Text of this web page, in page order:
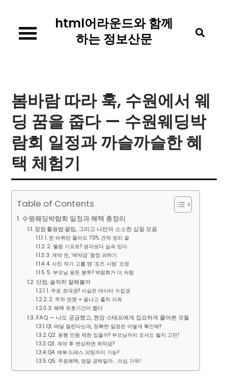
content
html어라운드와 함께
하는 정보산문
봄바람 따라 훅, 수원에서 웨
딩 꿈을 줍다 — 수원웨딩박
람회 일정과 까슬까슬한 혜
택 체험기
Table of Contents
수원웨딩박람회 일정과 혜택 총정리
장점·활용법·꿀팁, 그리고 나만의 소소한 삽질 모음
1. 한 바퀴만 돌아도 70% 견적 정리 끝
2. 웰컴 기프트? 생각보다 실속 있다
3. 계약 전, ‘예약금’ 함정 피하기
4. 사진 작가 고를 땐 ‘포즈 시범’ 요청
5. 부모님 용돈 봉투? 박람회가 더 저렴
단점, 솔직히 말해볼까
1. 무료 초대권? 사실은 데이터 수집권
2. 주차 전쟁 + 끝나고 출차 지옥
3. 혜택 유효기간이 짧다
FAQ — 나도 궁금했고, 현장 스태프에게 집요하게 물어본 것들
Q1. 매달 열린다는데, 정확한 일정은 어떻게 확인해?
Q2. 동행 인원 제한 있을까? 부모님까지 모셔도 될지 고민!
Q3. 계약 후 변심하면 위약금?
Q4. 예복·드레스 피팅까지 가능?
Q5. 무료혜택, 정말 공짜일까… 의심 가득!